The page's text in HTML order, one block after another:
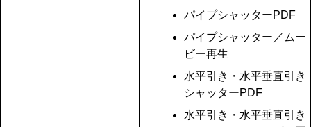
パイプシャッターPDF
パイプシャッター／ムー
ビー再生
水平引き・水平垂直引き
シャッターPDF
水平引き・水平垂直引き